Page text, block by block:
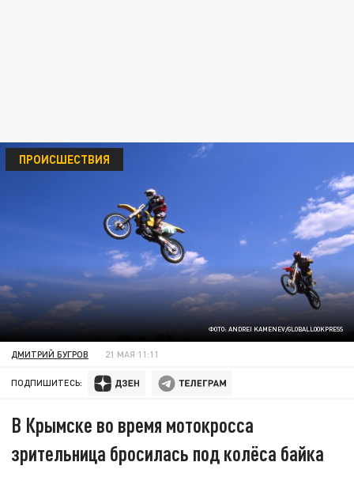
ФОТО: ANDREI KAMENEV/GLOBALLOOKPRESS
ПРОИСШЕСТВИЯ
ДМИТРИЙ БУГРОВ 21 МАЯ 11:11
ПОДПИШИТЕСЬ:
В Крымске во время мотокросса
зрительница бросилась под колёса байка